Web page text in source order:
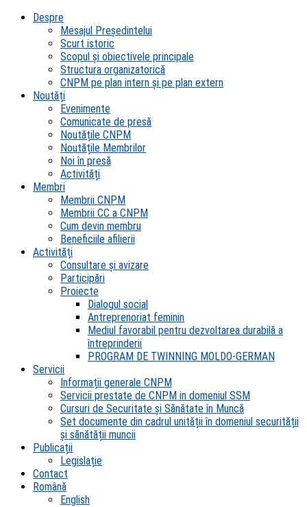
Despre
Mesajul Președintelui
Scurt istoric
Scopul şi obiectivele principale
Structura organizatorică
CNPM pe plan intern şi pe plan extern
Noutăți
Evenimente
Comunicate de presă
Noutățile CNPM
Noutățile Membrilor
Noi în presă
Activități
Membri
Membrii CNPM
Membrii CC a CNPM
Cum devin membru
Beneficiile afilierii
Activități
Consultare și avizare
Participări
Proiecte
Dialogul social
Antreprenoriat feminin
Mediul favorabil pentru dezvoltarea durabilă a
întreprinderii
PROGRAM DE TWINNING MOLDO-GERMAN
Servicii
Informații generale CNPM
Servicii prestate de CNPM in domeniul SSM
Cursuri de Securitate și Sănătate în Muncă
Set documente din cadrul unității în domeniul securității
și sănătății muncii
Publicații
Legislație
Contact
Română
English